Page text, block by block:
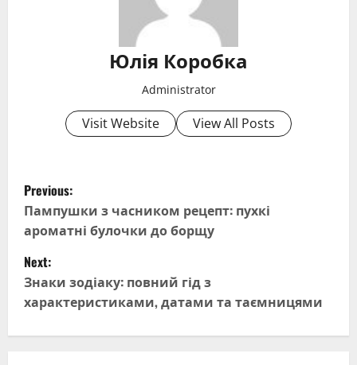
Юлія Коробка
Administrator
Visit Website View All Posts
P
o
s
t
n
Previous:
Пампушки з часником рецепт: пухкі
ароматні булочки до борщу
Next:
Знаки зодіаку: повний гід з
характеристиками, датами та таємницями